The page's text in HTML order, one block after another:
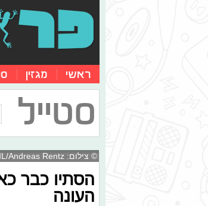
ראשי מגזין
סטייל
© צילום: Gettyimages.IL/Andreas Rentz
העונה